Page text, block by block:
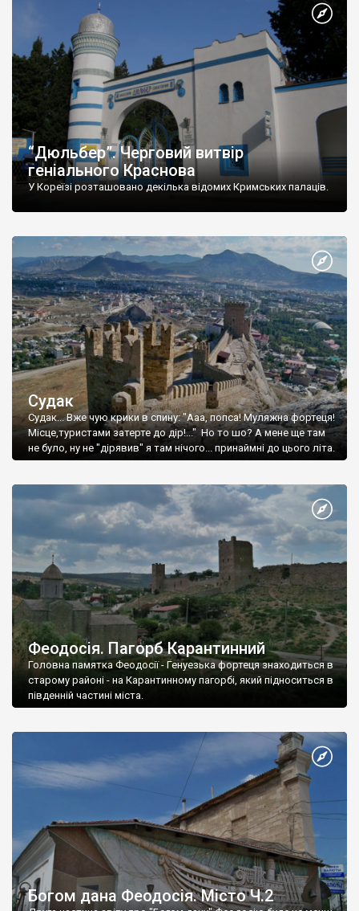
“Дюльбер”. Черговий витвір
геніального Краснова
У Кореїзі розташовано декілька відомих Кримських палаців.
Судак
Судак... Вже чую крики в спину: "Ааа, попса! Муляжна фортеця!
Місце,туристами затерте до дір!..." Но то шо? А мене ще там
не було, ну не "дірявив" я там нічого... принаймні до цього літа.
Феодосія. Пагорб Карантинний
Головна памятка Феодосії - Генуезька фортеця знаходиться в
старому районі - на Карантинному пагорбі, який підноситься в
південній частині міста.
Богом дана Феодосія. Місто Ч.2